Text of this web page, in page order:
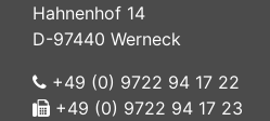
Hahnenhof 14
D-97440 Werneck
+49 (0) 9722 94 17 22
+49 (0) 9722 94 17 23